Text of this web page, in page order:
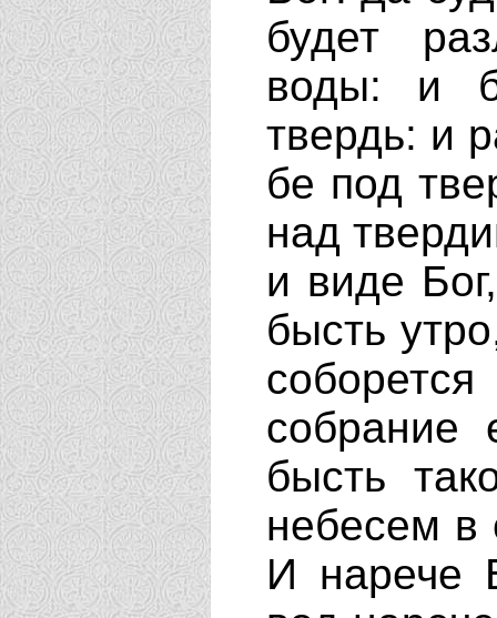
будет
воды: и
твердь: и
бе под
над
и виде
бысть
собрание
бысть
небесем в
И нарече